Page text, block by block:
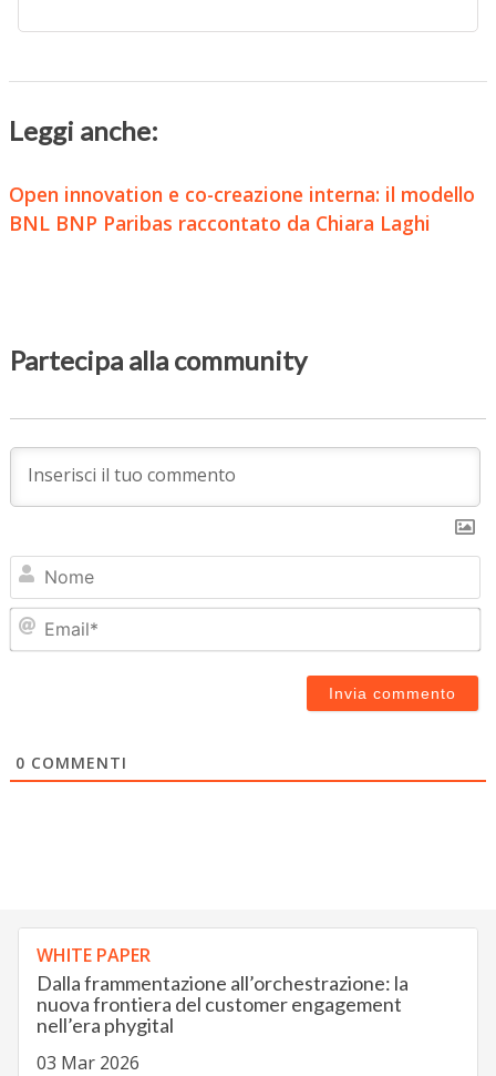
Leggi anche:
Open innovation e co-creazione interna: il modello
BNL BNP Paribas raccontato da Chiara Laghi
Partecipa alla community
0 COMMENTI
WHITE PAPER
Dalla frammentazione all’orchestrazione: la
nuova frontiera del customer engagement
nell’era phygital
03 Mar 2026